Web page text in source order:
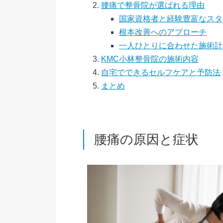
腰痛で整骨院が選ばれる理由
国家資格者と経験豊富なス
根本改善へのアプローチ
一人ひとりに合わせた施術
KMC小林整骨院の施術内容
自宅でできるセルフケアと予防法
まとめ
腰痛の原因と症状